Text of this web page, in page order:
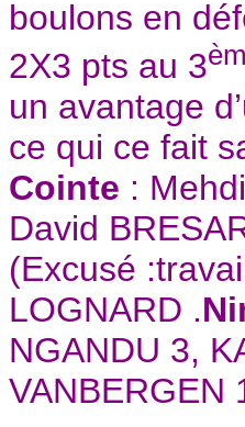
boulons en
2X3 pts au 3
un avantage
ce qui ce fait
Cointe :
David
(Excusé
LOGNARD .
NGANDU 3,
VANBERGEN